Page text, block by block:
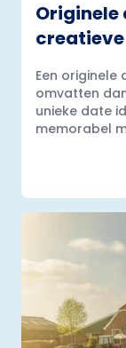
Originele
Een originele
omvatten
unieke date
memorabel